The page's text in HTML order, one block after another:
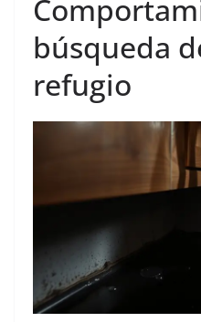
búsqueda
refugio